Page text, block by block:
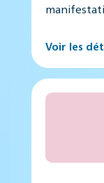
Voir les